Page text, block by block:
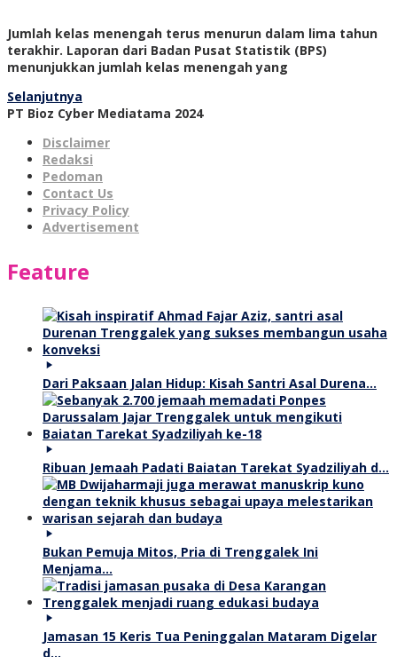
Jumlah kelas menengah terus menurun dalam lima tahun
terakhir. Laporan dari Badan Pusat Statistik (BPS)
menunjukkan jumlah kelas menengah yang
Selanjutnya
PT Bioz Cyber Mediatama 2024
Disclaimer
Redaksi
Pedoman
Contact Us
Privacy Policy
Advertisement
Feature
Dari Paksaan Jalan Hidup: Kisah Santri Asal Durena…
Ribuan Jemaah Padati Baiatan Tarekat Syadziliyah d…
Bukan Pemuja Mitos, Pria di Trenggalek Ini
Menjama…
Jamasan 15 Keris Tua Peninggalan Mataram Digelar
d…